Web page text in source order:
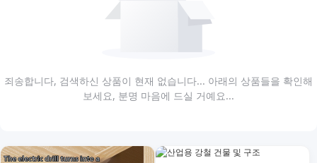
죄송합니다, 검색하신 상품이 현재 없습니다... 아래의 상품들을 확인해
보세요, 분명 마음에 드실 거예요...